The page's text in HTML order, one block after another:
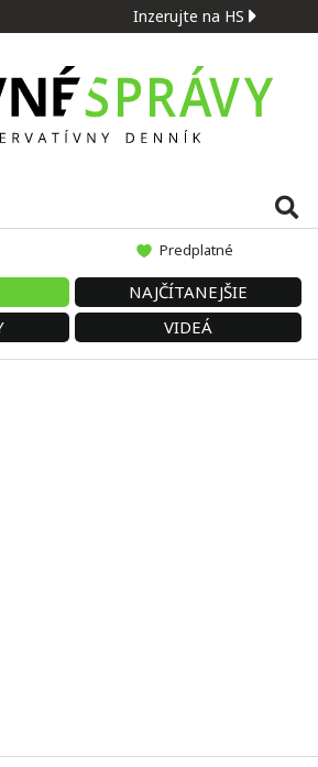
Inzerujte na HS
Predplatné
NAJČÍTANEJŠIE
VIDEÁ